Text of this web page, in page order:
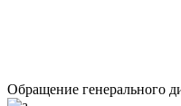
Обращение генерального